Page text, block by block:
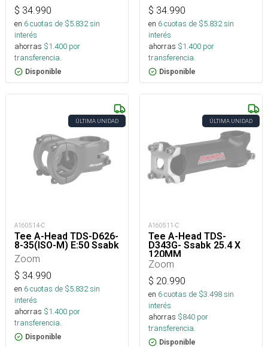
$ 34.990
en 6cuotas de $5.832sin
interés
ahorras $1.400 por
transferencia.
Disponible
$ 34.990
en 6cuotas de $5.832sin
interés
ahorras $1.400 por
transferencia.
Disponible
ÚLTIMA UNIDAD
A160514-C
Tee A-Head TDS-D626-
8-35(ISO-M) E:50 Ssabk
Zoom
$ 34.990
en 6cuotas de $5.832sin
interés
ahorras $1.400 por
transferencia.
Disponible
ÚLTIMA UNIDAD
A160511-C
Tee A-Head TDS-
D343G- Ssabk 25.4 X
120MM
Zoom
$ 20.990
en 6cuotas de $3.498sin
interés
ahorras $840 por
transferencia.
Disponible